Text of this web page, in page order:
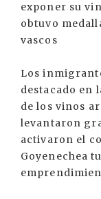
exponer su
obtuvo
vascos
Los
destacado en
de los vinos
levantaron
activaron el
Goyenechea